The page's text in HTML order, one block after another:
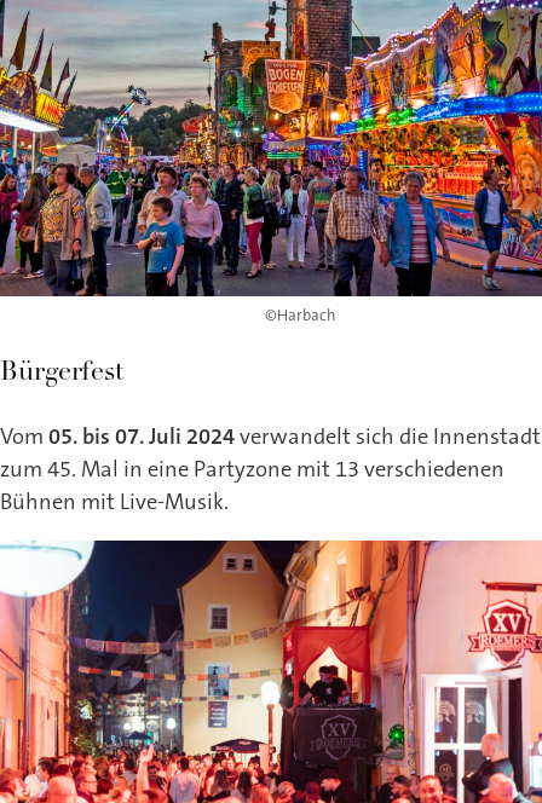
©Harbach
Bürgerfest
Vom 05. bis 07. Juli 2024verwandelt sich die Innenstadt
zum 45. Mal in eine Partyzone mit 13 verschiedenen
Bühnen mit Live-Musik.